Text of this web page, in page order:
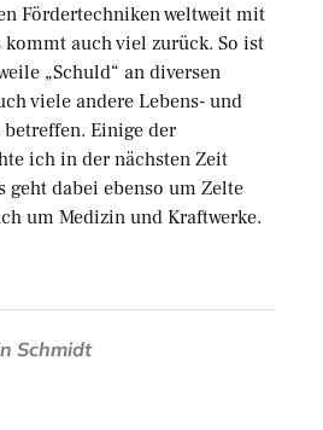
Fördertechniken weltweit mit
auch viel zurück. So ist
„Schuld“ an diversen
viele andere Lebens- und
Einige der
ich in der nächsten Zeit
geht dabei ebenso um Zelte
um Medizin und Kraftwerke.
Schmidt